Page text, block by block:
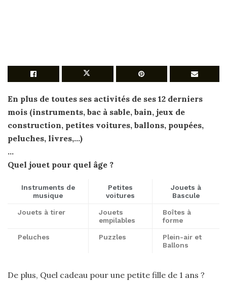
En plus de toutes ses activités de ses 12 derniers
mois (instruments, bac à sable, bain, jeux de
construction, petites voitures, ballons, poupées,
peluches, livres,…)
…
Quel jouet pour quel âge ?
Instruments de
musique
Petites
voitures
Jouets à
Bascule
Jouets à tirer
Jouets
empilables
Boîtes à
forme
Peluches Puzzles
Plein-air et
Ballons
De plus, Quel cadeau pour une petite fille de 1 ans ?